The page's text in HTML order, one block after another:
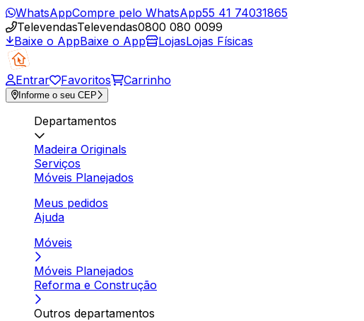
WhatsAppCompre pelo WhatsApp55 41 74031865
TelevendasTelevendas0800 080 0099
Baixe o AppBaixe o App LojasLojas Físicas
Entrar Favoritos Carrinho
Informe o seu CEP
Departamentos
Madeira Originals
Serviços
Móveis Planejados
Meus pedidos
Ajuda
Móveis
Móveis Planejados
Reforma e Construção
Outros departamentos